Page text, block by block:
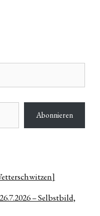
Abonnieren
– Selbstbild,